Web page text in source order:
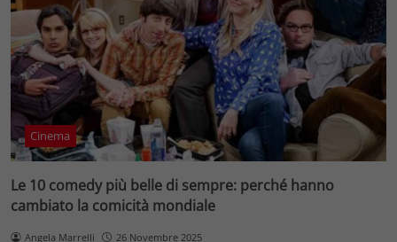
Cinema
Le 10 comedy più belle di sempre: perché hanno
cambiato la comicità mondiale
Angela Marrelli 26 Novembre 2025